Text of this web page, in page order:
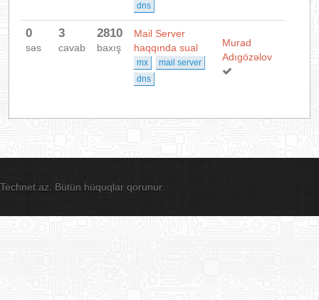
dns
0
səs
3
cavab
2810
baxış
Mail Server
haqqında sual
mx
mail server
dns
Murad
Adıgözəlov
Technet.az. Bütün hüquqlar qorunur.